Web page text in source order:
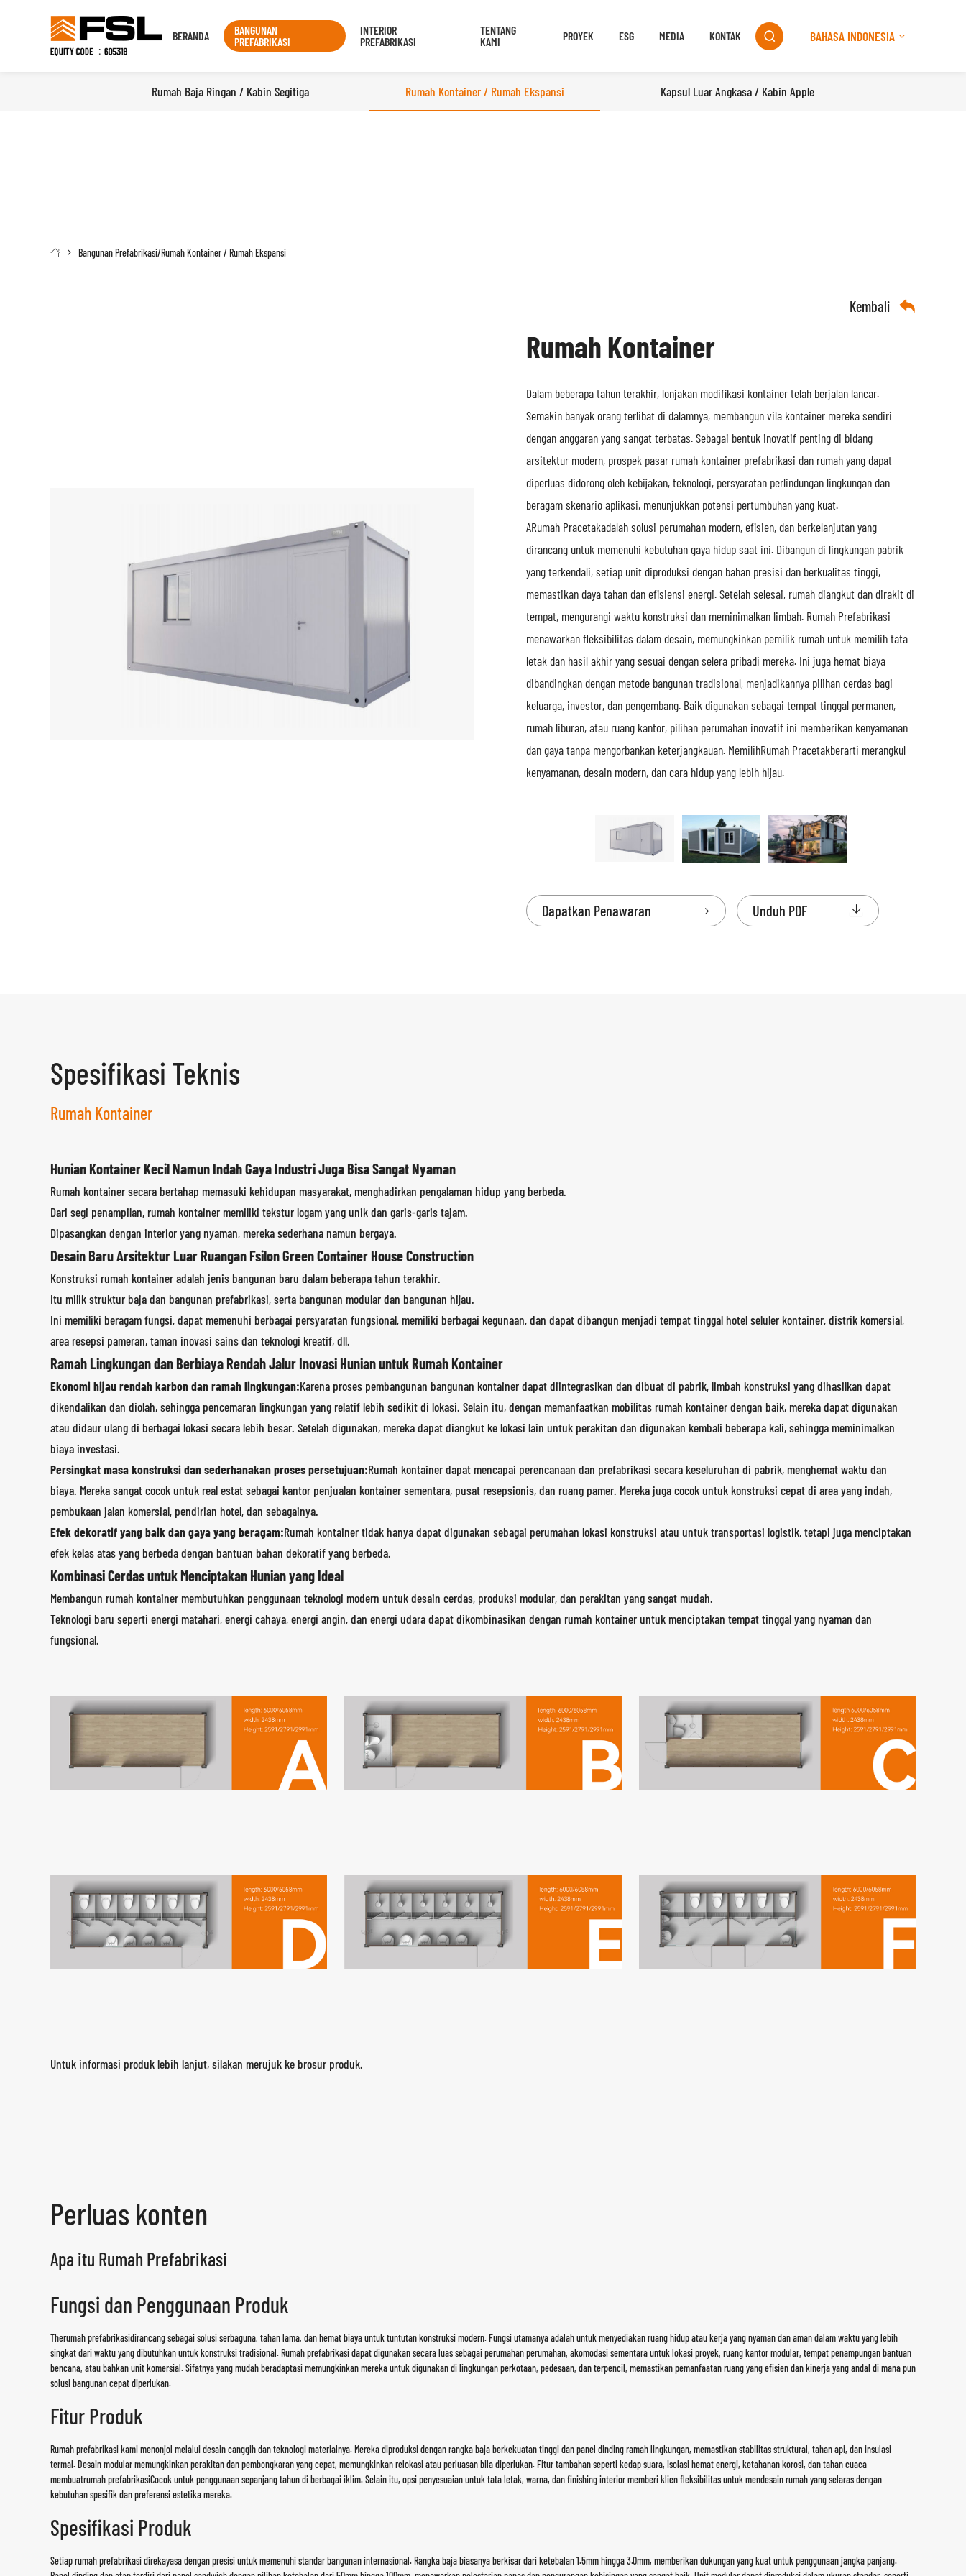
BERANDA
BANGUNAN
PREFABRIKASI
INTERIOR
PREFABRIKASI
TENTANG
KAMI
PROYEK ESG MEDIA KONTAK  BAHASA INDONESIA
Rumah Baja Ringan / Kabin Segitiga Rumah Kontainer / Rumah Ekspansi Kapsul Luar Angkasa / Kabin Apple
 Bangunan Prefabrikasi/Rumah Kontainer / Rumah Ekspansi
Kembali 
Rumah Kontainer
Dalam beberapa tahun terakhir, lonjakan modifikasi kontainer telah berjalan lancar.
Semakin banyak orang terlibat di dalamnya, membangun vila kontainer mereka sendiri
dengan anggaran yang sangat terbatas. Sebagai bentuk inovatif penting di bidang
arsitektur modern, prospek pasar rumah kontainer prefabrikasi dan rumah yang dapat
diperluas didorong oleh kebijakan, teknologi, persyaratan perlindungan lingkungan dan
beragam skenario aplikasi, menunjukkan potensi pertumbuhan yang kuat.
ARumah Pracetakadalah solusi perumahan modern, efisien, dan berkelanjutan yang
dirancang untuk memenuhi kebutuhan gaya hidup saat ini. Dibangun di lingkungan pabrik
yang terkendali, setiap unit diproduksi dengan bahan presisi dan berkualitas tinggi,
memastikan daya tahan dan efisiensi energi. Setelah selesai, rumah diangkut dan dirakit di
tempat, mengurangi waktu konstruksi dan meminimalkan limbah. Rumah Prefabrikasi
menawarkan fleksibilitas dalam desain, memungkinkan pemilik rumah untuk memilih tata
letak dan hasil akhir yang sesuai dengan selera pribadi mereka. Ini juga hemat biaya
dibandingkan dengan metode bangunan tradisional, menjadikannya pilihan cerdas bagi
keluarga, investor, dan pengembang. Baik digunakan sebagai tempat tinggal permanen,
rumah liburan, atau ruang kantor, pilihan perumahan inovatif ini memberikan kenyamanan
dan gaya tanpa mengorbankan keterjangkauan. MemilihRumah Pracetakberarti merangkul
kenyamanan, desain modern, dan cara hidup yang lebih hijau.
Dapatkan Penawaran  Unduh PDF 
Spesifikasi Teknis
Rumah Kontainer
Hunian Kontainer Kecil Namun Indah Gaya Industri Juga Bisa Sangat Nyaman
Rumah kontainer secara bertahap memasuki kehidupan masyarakat, menghadirkan pengalaman hidup yang berbeda.
Dari segi penampilan, rumah kontainer memiliki tekstur logam yang unik dan garis-garis tajam.
Dipasangkan dengan interior yang nyaman, mereka sederhana namun bergaya.
Desain Baru Arsitektur Luar Ruangan Fsilon Green Container House Construction
Konstruksi rumah kontainer adalah jenis bangunan baru dalam beberapa tahun terakhir.
Itu milik struktur baja dan bangunan prefabrikasi, serta bangunan modular dan bangunan hijau.
Ini memiliki beragam fungsi, dapat memenuhi berbagai persyaratan fungsional, memiliki berbagai kegunaan, dan dapat dibangun menjadi tempat tinggal hotel seluler kontainer, distrik komersial,
area resepsi pameran, taman inovasi sains dan teknologi kreatif, dll.
Ramah Lingkungan dan Berbiaya Rendah Jalur Inovasi Hunian untuk Rumah Kontainer
Ekonomi hijau rendah karbon dan ramah lingkungan:Karena proses pembangunan bangunan kontainer dapat diintegrasikan dan dibuat di pabrik, limbah konstruksi yang dihasilkan dapat
dikendalikan dan diolah, sehingga pencemaran lingkungan yang relatif lebih sedikit di lokasi. Selain itu, dengan memanfaatkan mobilitas rumah kontainer dengan baik, mereka dapat digunakan
atau didaur ulang di berbagai lokasi secara lebih besar. Setelah digunakan, mereka dapat diangkut ke lokasi lain untuk perakitan dan digunakan kembali beberapa kali, sehingga meminimalkan
biaya investasi.
Persingkat masa konstruksi dan sederhanakan proses persetujuan:Rumah kontainer dapat mencapai perencanaan dan prefabrikasi secara keseluruhan di pabrik, menghemat waktu dan
biaya. Mereka sangat cocok untuk real estat sebagai kantor penjualan kontainer sementara, pusat resepsionis, dan ruang pamer. Mereka juga cocok untuk konstruksi cepat di area yang indah,
pembukaan jalan komersial, pendirian hotel, dan sebagainya.
Efek dekoratif yang baik dan gaya yang beragam:Rumah kontainer tidak hanya dapat digunakan sebagai perumahan lokasi konstruksi atau untuk transportasi logistik, tetapi juga menciptakan
efek kelas atas yang berbeda dengan bantuan bahan dekoratif yang berbeda.
Kombinasi Cerdas untuk Menciptakan Hunian yang Ideal
Membangun rumah kontainer membutuhkan penggunaan teknologi modern untuk desain cerdas, produksi modular, dan perakitan yang sangat mudah.
Teknologi baru seperti energi matahari, energi cahaya, energi angin, dan energi udara dapat dikombinasikan dengan rumah kontainer untuk menciptakan tempat tinggal yang nyaman dan
fungsional.
Untuk informasi produk lebih lanjut, silakan merujuk ke brosur produk.
Perluas konten
Apa itu Rumah Prefabrikasi
Fungsi dan Penggunaan Produk
Therumah prefabrikasidirancang sebagai solusi serbaguna, tahan lama, dan hemat biaya untuk tuntutan konstruksi modern. Fungsi utamanya adalah untuk menyediakan ruang hidup atau kerja yang nyaman dan aman dalam waktu yang lebih
singkat dari waktu yang dibutuhkan untuk konstruksi tradisional. Rumah prefabrikasi dapat digunakan secara luas sebagai perumahan perumahan, akomodasi sementara untuk lokasi proyek, ruang kantor modular, tempat penampungan bantuan
bencana, atau bahkan unit komersial. Sifatnya yang mudah beradaptasi memungkinkan mereka untuk digunakan di lingkungan perkotaan, pedesaan, dan terpencil, memastikan pemanfaatan ruang yang efisien dan kinerja yang andal di mana pun
solusi bangunan cepat diperlukan.
Fitur Produk
Rumah prefabrikasi kami menonjol melalui desain canggih dan teknologi materialnya. Mereka diproduksi dengan rangka baja berkekuatan tinggi dan panel dinding ramah lingkungan, memastikan stabilitas struktural, tahan api, dan insulasi
termal. Desain modular memungkinkan perakitan dan pembongkaran yang cepat, memungkinkan relokasi atau perluasan bila diperlukan. Fitur tambahan seperti kedap suara, isolasi hemat energi, ketahanan korosi, dan tahan cuaca
membuatrumah prefabrikasiCocok untuk penggunaan sepanjang tahun di berbagai iklim. Selain itu, opsi penyesuaian untuk tata letak, warna, dan finishing interior memberi klien fleksibilitas untuk mendesain rumah yang selaras dengan
kebutuhan spesifik dan preferensi estetika mereka.
Spesifikasi Produk
Setiap rumah prefabrikasi direkayasa dengan presisi untuk memenuhi standar bangunan internasional. Rangka baja biasanya berkisar dari ketebalan 1.5mm hingga 3.0mm, memberikan dukungan yang kuat untuk penggunaan jangka panjang.